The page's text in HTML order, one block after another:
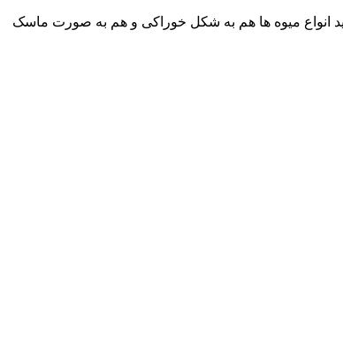
انواع میوه ها هم به شکل خوراکی و هم به صورت ماسک